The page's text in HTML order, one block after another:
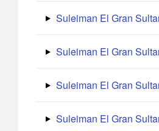
Suleiman El Gran
Suleiman El Gran
Suleiman El Gran
Suleiman El Gran